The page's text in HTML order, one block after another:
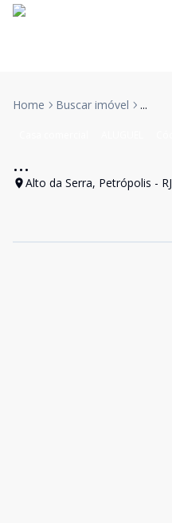
Home Buscar imóvel ...
...
Alto da Serra, Petrópolis - RJ